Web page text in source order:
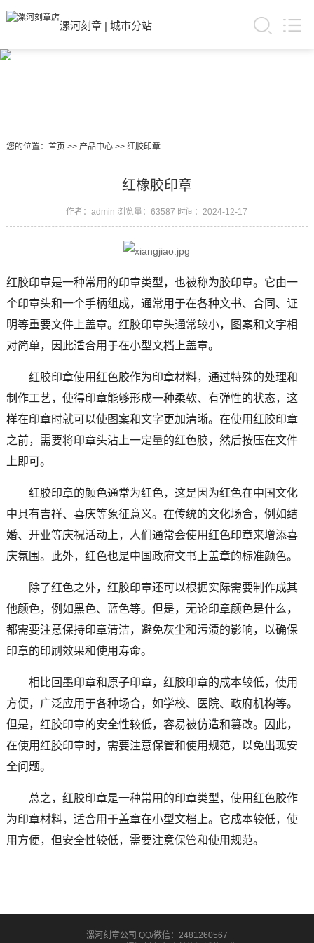
漯河刻章| 城市分站
您的位置： 首页 >> 产品中心>> 红胶印章
红橡胶印章
作者：admin 浏览量：63587 时间：2024-12-17
红胶印章是一种常用的印章类型，也被称为胶印章。它由一
个印章头和一个手柄组成，通常用于在各种文书、合同、证
明等重要文件上盖章。红胶印章头通常较小，图案和文字相
对简单，因此适合用于在小型文档上盖章。
红胶印章使用红色胶作为印章材料，通过特殊的处理和
制作工艺，使得印章能够形成一种柔软、有弹性的状态，这
样在印章时就可以使图案和文字更加清晰。在使用红胶印章
之前，需要将印章头沾上一定量的红色胶，然后按压在文件
上即可。
红胶印章的颜色通常为红色，这是因为红色在中国文化
中具有吉祥、喜庆等象征意义。在传统的文化场合，例如结
婚、开业等庆祝活动上，人们通常会使用红色印章来增添喜
庆氛围。此外，红色也是中国政府文书上盖章的标准颜色。
除了红色之外，红胶印章还可以根据实际需要制作成其
他颜色，例如黑色、蓝色等。但是，无论印章颜色是什么，
都需要注意保持印章清洁，避免灰尘和污渍的影响，以确保
印章的印刷效果和使用寿命。
相比回墨印章和原子印章，红胶印章的成本较低，使用
方便，广泛应用于各种场合，如学校、医院、政府机构等。
但是，红胶印章的安全性较低，容易被仿造和篡改。因此，
在使用红胶印章时，需要注意保管和使用规范，以免出现安
全问题。
总之，红胶印章是一种常用的印章类型，使用红色胶作
为印章材料，适合用于盖章在小型文档上。它成本较低，使
用方便，但安全性较低，需要注意保管和使用规范。
漯河刻章公司 QQ/微信：2481260567